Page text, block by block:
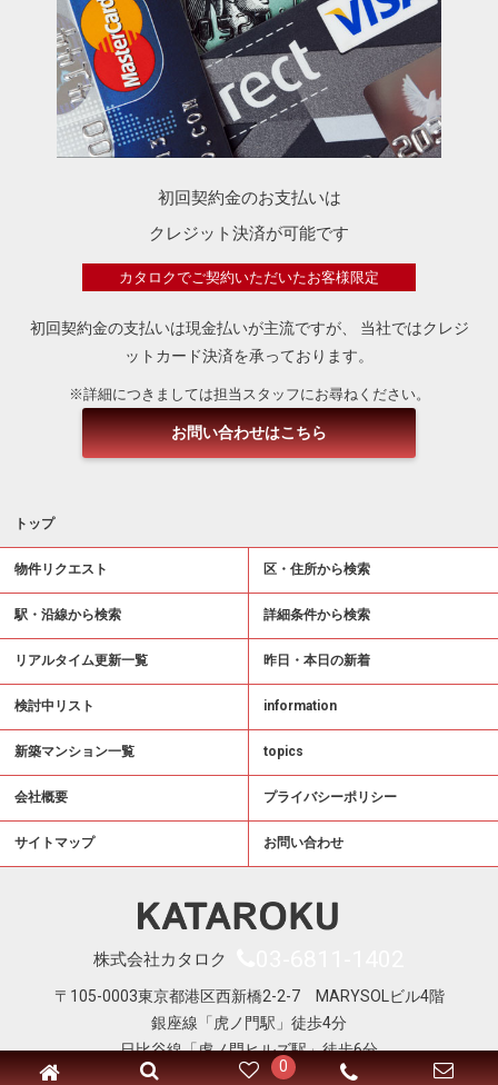
初回契約金のお支払いは
クレジット決済が可能です
カタロクでご契約いただいたお客様限定
初回契約金の支払いは現金払いが主流ですが、
当社ではクレジ
ットカード決済を承っております。
※詳細につきましては担当スタッフにお尋ねください。
お問い合わせはこちら
トップ
物件リクエスト 区・住所から検索
駅・沿線から検索 詳細条件から検索
リアルタイム更新一覧 昨日・本日の新着
検討中リスト information
新築マンション一覧 topics
会社概要 プライバシーポリシー
サイトマップ お問い合わせ
株式会社カタロク
〒105-0003東京都港区西新橋2-2-7 MARYSOLビル4階
銀座線「虎ノ門駅」徒歩4分
日比谷線「虎ノ門ヒルズ駅」徒歩6分
Copyright © KATAROKU All Right Reserved
0